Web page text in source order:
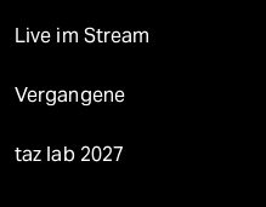
Live im Stream
Vergangene
taz lab 2027